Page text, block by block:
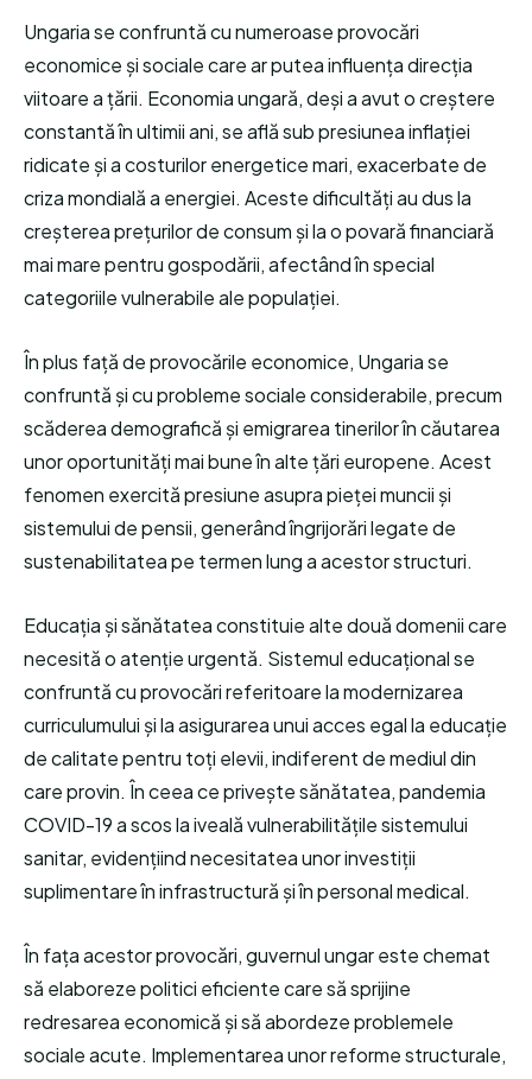
Ungaria se confruntă cu numeroase provocări
economice și sociale care ar putea influența direcția
viitoare a țării. Economia ungară, deși a avut o creștere
constantă în ultimii ani, se află sub presiunea inflației
ridicate și a costurilor energetice mari, exacerbate de
criza mondială a energiei. Aceste dificultăți au dus la
creșterea prețurilor de consum și la o povară financiară
mai mare pentru gospodării, afectând în special
categoriile vulnerabile ale populației.
În plus față de provocările economice, Ungaria se
confruntă și cu probleme sociale considerabile, precum
scăderea demografică și emigrarea tinerilor în căutarea
unor oportunități mai bune în alte țări europene. Acest
fenomen exercită presiune asupra pieței muncii și
sistemului de pensii, generând îngrijorări legate de
sustenabilitatea pe termen lung a acestor structuri.
Educația și sănătatea constituie alte două domenii care
necesită o atenție urgentă. Sistemul educațional se
confruntă cu provocări referitoare la modernizarea
curriculumului și la asigurarea unui acces egal la educație
de calitate pentru toți elevii, indiferent de mediul din
care provin. În ceea ce privește sănătatea, pandemia
COVID-19 a scos la iveală vulnerabilitățile sistemului
sanitar, evidențiind necesitatea unor investiții
suplimentare în infrastructură și în personal medical.
În fața acestor provocări, guvernul ungar este chemat
să elaboreze politici eficiente care să sprijine
redresarea economică și să abordeze problemele
sociale acute. Implementarea unor reforme structurale,